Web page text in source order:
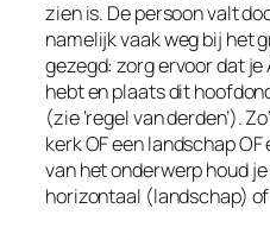
zien is. De persoon valt
namelijk vaak weg bij het
gezegd: zorg ervoor dat
hebt en plaats dit
(zie ‘regel van derden’).
kerk OF een landschap
van het onderwerp houd
horizontaal (landschap)